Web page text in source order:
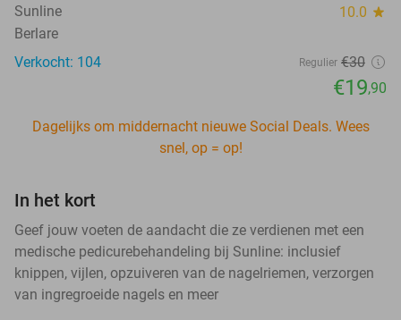
Sunline 10.0 star
Berlare
Verkocht: 104
Regulier €30
€19,90
Dagelijks om middernacht nieuwe Social Deals. Wees
snel, op = op!
In het kort
Geef jouw voeten de aandacht die ze verdienen met een
medische pedicurebehandeling bij Sunline: inclusief
knippen, vijlen, opzuiveren van de nagelriemen, verzorgen
van ingregroeide nagels en meer